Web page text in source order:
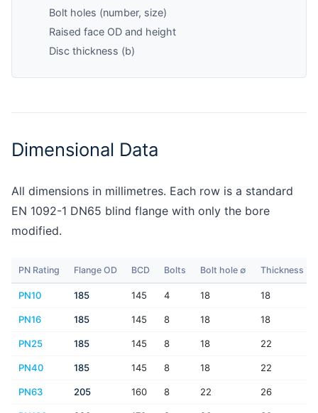
Bolt holes (number, size)
Raised face OD and height
Disc thickness (b)
Dimensional Data
All dimensions in millimetres. Each row is a standard
EN 1092-1 DN65 blind flange with only the bore
modified.
PN Rating Flange OD BCD Bolts Bolt hole ∅ Thickness b
PN10 185 145 4 18 18
PN16 185 145 8 18 18
PN25 185 145 8 18 22
PN40 185 145 8 18 22
PN63 205 160 8 22 26